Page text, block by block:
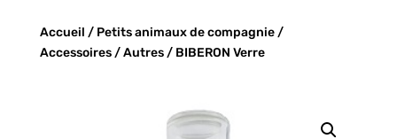
Accueil / Petits animaux de compagnie/
Accessoires/Autres/ BIBERON Verre